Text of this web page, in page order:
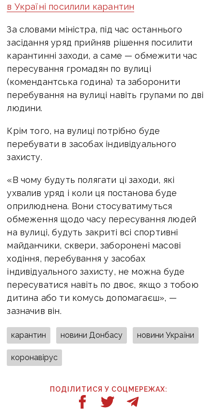
в Україні посилили карантин
За словами міністра, під час останнього
засідання уряд прийняв рішення посилити
карантинні заходи, а саме — обмежити час
пересування громадян по вулиці
(комендантська година) та заборонити
перебування на вулиці навіть групами по дві
людини.
Крім того, на вулиці потрібно буде
перебувати в засобах індивідуального
захисту.
«В чому будуть полягати ці заходи, які
ухвалив уряд і коли ця постанова буде
оприлюднена. Вони стосуватимуться
обмеження щодо часу пересування людей
на вулиці, будуть закриті всі спортивні
майданчики, сквери, заборонені масові
ходіння, перебування у засобах
індивідуального захисту, не можна буде
пересуватися навіть по двоє, якщо з тобою
дитина або ти комусь допомагаєш», —
зазначив він.
карантин новини Донбасу новини України
коронавірус
ПОДІЛИТИСЯ У СОЦМЕРЕЖАХ: